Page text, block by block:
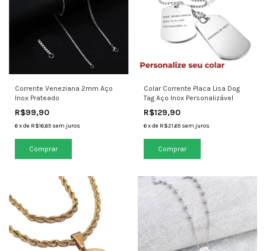
Corrente Veneziana 2mm Aço
Inox Prateado
R$99,90
6xde R$16,65 sem juros
Colar Corrente Placa Lisa Dog
Tag Aço Inox Personalizável
R$129,90
6 xde R$21,65 sem juros